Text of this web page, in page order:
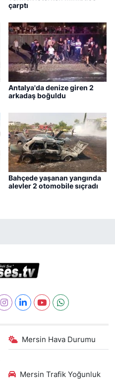
çarptı
Antalya'da denize giren 2
arkadaş boğuldu
Bahçede yaşanan yangında
alevler 2 otomobile sıçradı
Mersin Hava Durumu
Mersin Trafik Yoğunluk